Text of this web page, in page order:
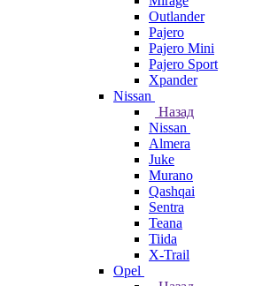
Outlander
Pajero
Pajero Mini
Pajero Sport
Xpander
Nissan
Назад
Nissan
Almera
Juke
Murano
Qashqai
Sentra
Teana
Tiida
X-Trail
Opel